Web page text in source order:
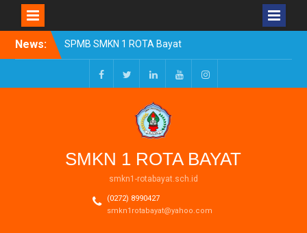
News:
SPMB SMKN 1 ROTA Bayat
Tahun Ajaran 2026/2027
Resmi Dibuka
Pengumuman Kelulusan
Tahun Ajaran 2025-2026
Realisasi Dana BOSP
Reguler Tahap 1 Tahun
FacebookTwitterLinkedInYoutubeInstagram
SMKN 1 ROTA BAYAT
smkn1-rotabayat.sch.id
(0272) 8990427
smkn1rotabayat@yahoo.com